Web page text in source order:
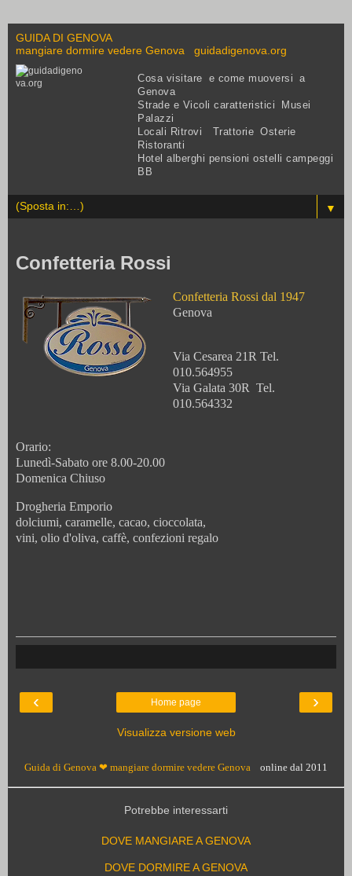
GUIDA DI GENOVA
mangiare dormire vedere Genova guidadigenova.org
Cosa visitare e come muoversi a
Genova
Strade e Vicoli caratteristici Musei
Palazzi
Locali Ritrovi Trattorie Osterie
Ristoranti
Hotel alberghi pensioni ostelli campeggi
BB
▼
Confetteria Rossi
Confetteria Rossi dal 1947
Genova
Via Cesarea 21R Tel.
010.564955
Via Galata 30R Tel.
010.564332
Orario:
Lunedì-Sabato ore 8.00-20.00
Domenica Chiuso
Drogheria Emporio
dolciumi, caramelle, cacao, cioccolata,
vini, olio d'oliva, caffè, confezioni regalo
‹ ›
Home page
Visualizza versione web
Guida di Genova ❤ mangiare dormire vedere Genova online dal 2011
Potrebbe interessarti
DOVE MANGIARE A GENOVA
DOVE DORMIRE A GENOVA